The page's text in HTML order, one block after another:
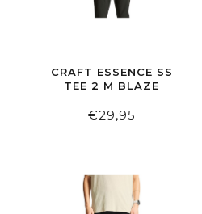
CRAFT ESSENCE SS
TEE 2 M BLAZE
€29,95